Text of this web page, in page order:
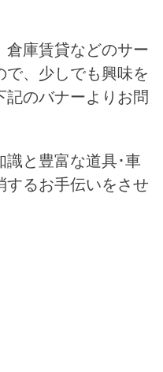
倉庫賃貸などのサー
で、少しでも興味を
記のバナーよりお問
識と豊富な道具･車
するお手伝いをさせ